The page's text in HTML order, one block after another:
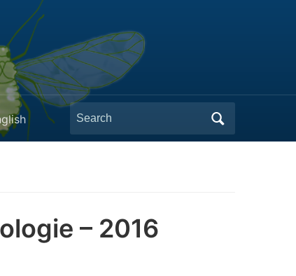
Search
for:
– 2016